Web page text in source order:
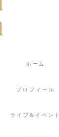
ホーム
プロフィール
ライブ&イベント